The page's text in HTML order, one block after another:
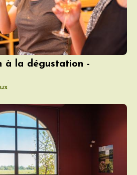
à la dégustation -